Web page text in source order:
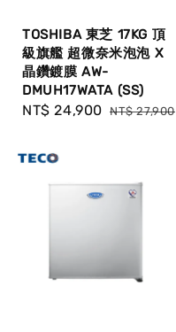
TOSHIBA 東芝 17KG 頂
級旗艦 超微奈米泡泡 X
晶鑽鍍膜 AW-
DMUH17WATA (SS)
Sale
NT$ 24,900 Regular
NT$ 27,900